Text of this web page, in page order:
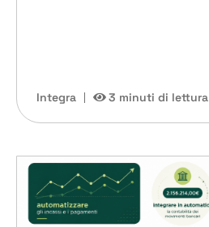
Integra 3 minuti di lettura